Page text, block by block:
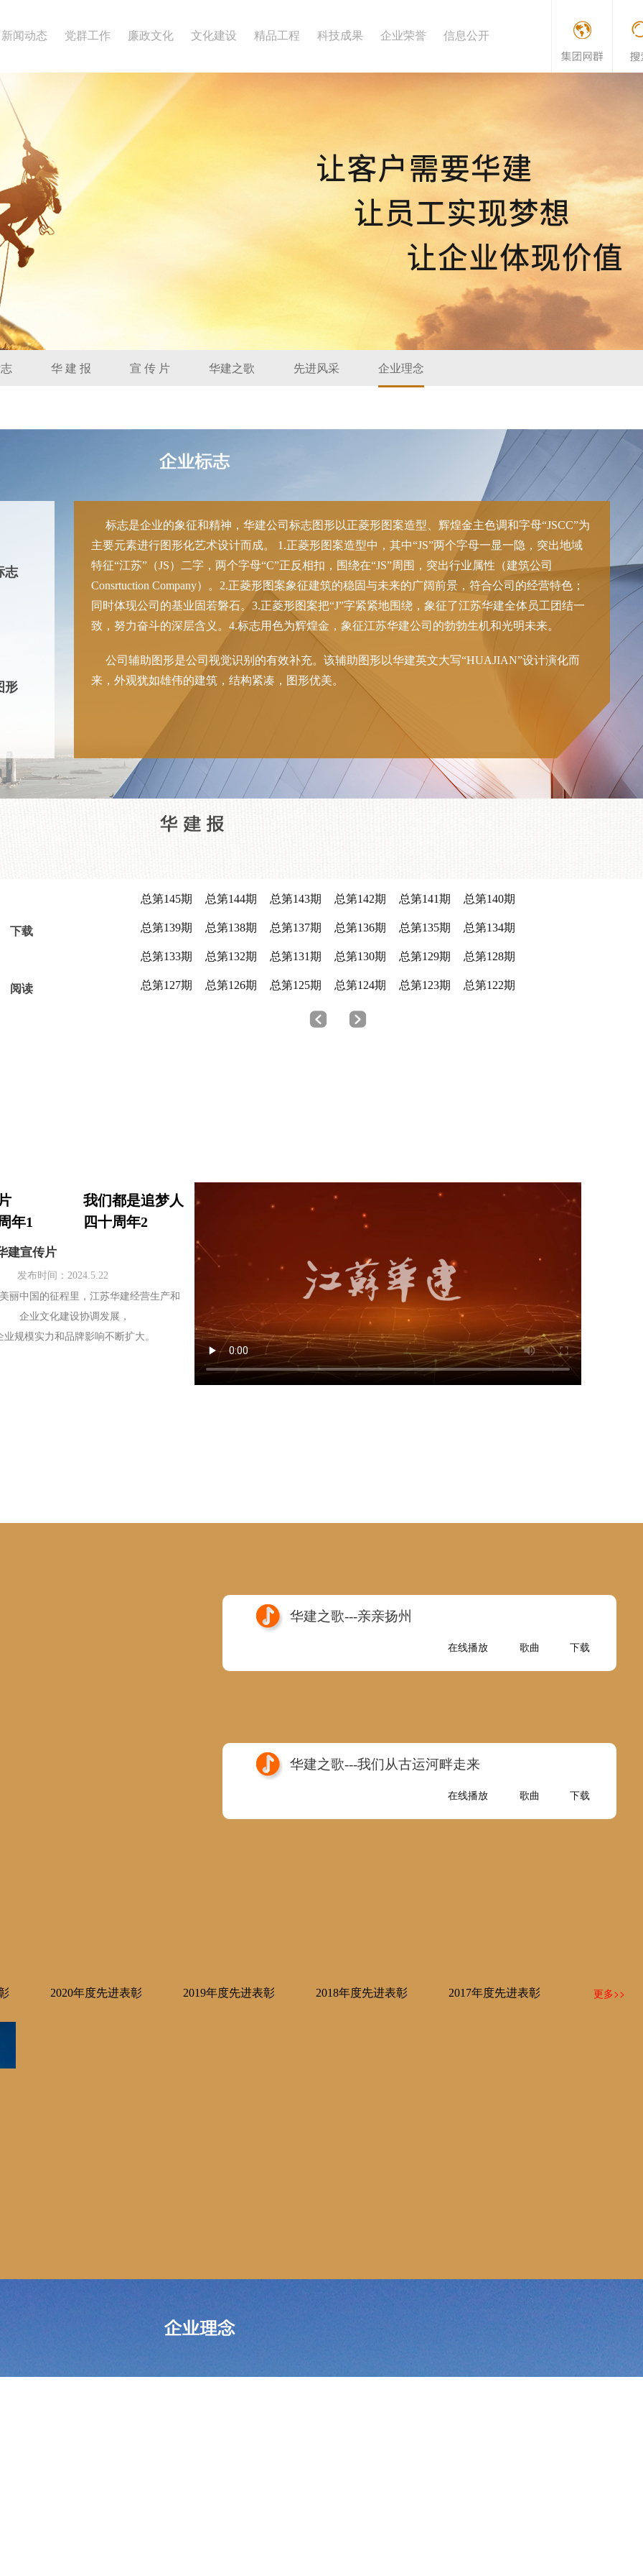
史沿革 承包资质 体系认证
新闻动态 党群工作 廉政文化 文化建设 精品工程
中国建设工程鲁班奖
科技成果 企业荣誉 信息公开
华 建 报 宣 传 片 华建之歌 先进风采 企业理念
志
形
标志是企业的象征和精神，华建公司标志图形以正菱形图案造型、辉煌金主色调和字母“JSCC”为
主要元素进行图形化艺术设计而成。 1.正菱形图案造型中，其中“JS”两个字母一显一隐，突出地域
特征“江苏”（JS）二字，两个字母“C”正反相扣，围绕在“JS”周围，突出行业属性（建筑公司
Consrtuction Company）。2.正菱形图案象征建筑的稳固与未来的广阔前景，符合公司的经营特色；
同时体现公司的基业固若磐石。3.正菱形图案把“J”字紧紧地围绕，象征了江苏华建全体员工团结一
致，努力奋斗的深层含义。4.标志用色为辉煌金，象征江苏华建公司的勃勃生机和光明未来。
公司辅助图形是公司视觉识别的有效补充。该辅助图形以华建英文大写“HUAJIAN”设计演化而
来，外观犹如雄伟的建筑，结构紧凑，图形优美。
下载
阅读
总第145期 总第144期 总第143期 总第142期 总第141期 总第140期
总第139期 总第138期 总第137期 总第136期 总第135期 总第134期
总第133期 总第132期 总第131期 总第130期 总第129期 总第128期
总第127期 总第126期 总第125期 总第124期 总第123期 总第122期
我们都是追梦人
年1
四十周年2
建宣传片
发布时间：2024.5.22
丽中国的征程里，江苏华建经营生产和
企业文化建设协调发展，
业规模实力和品牌影响不断扩大。
华建之歌---亲亲扬州
在线播放 歌曲 下载
华建之歌---我们从古运河畔走来
在线播放 歌曲 下载
2020年度先进表彰 2019年度先进表彰 2018年度先进表彰 2017年度先进表彰 更多>>